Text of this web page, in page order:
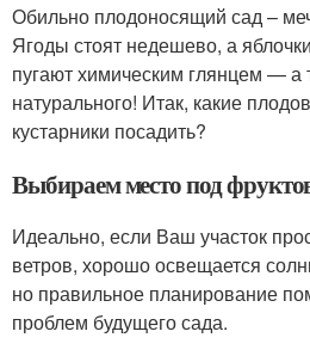
Обильно плодоносящий сад –
Ягоды стоят недешево, а
пугают химическим глянцем — а
натурального! Итак, какие
кустарники посадить?
Выбираем место под
Идеально, если Ваш участок
ветров, хорошо освещается
но правильное планирование
проблем будущего сада.